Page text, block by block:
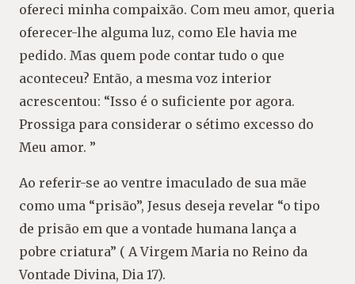
ofereci minha compaixão. Com meu amor, queria
oferecer-lhe alguma luz, como Ele havia me
pedido. Mas quem pode contar tudo o que
aconteceu? Então, a mesma voz interior
acrescentou: “Isso é o suficiente por agora.
Prossiga para considerar o sétimo excesso do
Meu amor. ”
Ao referir-se ao ventre imaculado de sua mãe
como uma “prisão”, Jesus deseja revelar “o tipo
de prisão em que a vontade humana lança a
pobre criatura” ( A Virgem Maria no Reino da
Vontade Divina, Dia 17).